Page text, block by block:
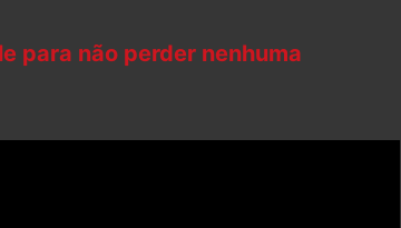
para não perder nenhuma